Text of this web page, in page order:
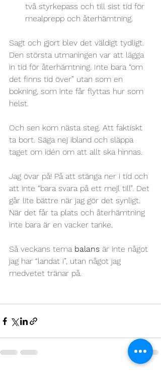
två styrkepass och till sist tid för
mealprepp och återhämtning.
Sagt och gjort blev det väldigt tydligt.
Den största utmaningen var att lägga
in tid för återhämtning. Inte bara “om
det finns tid över” utan som en
bokning, som inte får flyttas hur som
helst.
Och sen kom nästa steg. Att faktiskt
ta bort. Säga nej ibland och släppa
taget om idén om att allt ska hinnas.
Jag övar på! På att stänga ner i tid och
att inte “bara svara på ett mejl till”. Det
går lite bättre när jag gör det synligt.
När det får ta plats och återhämtning
inte bara är en vacker tanke.
Så veckans tema balans är inte något
jag har “landat i”, utan något jag
medvetet tränar på.